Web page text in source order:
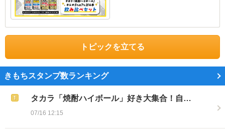
トピックを立てる
きもちスタンプ数ランキング
タカラ「焼酎ハイボール」好き大集合！自…
07/16 12:15